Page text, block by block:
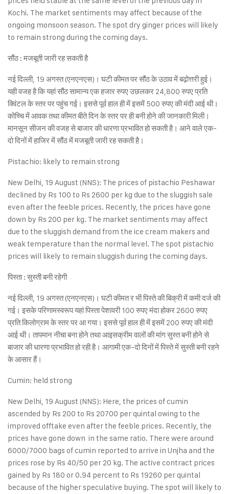
Kochi. The market sentiments may affect because of the
ongoing monsoon season. The spot dry ginger prices will likely
to remain strong during the coming days.
सौंठ : मजबूती जारी रह सकती है
नई दिल्ली, 19 अगस्त (एनएनएस)। घटी कीमत पर सौंठ के उठाव में बढ़ोत्तरी हुई।
यही वजह है कि यहां सौंठ सामान्य एक हजार रुपए उछलकर 24,800 रुपए प्रति
क्विंटल के स्तर पर पहुंच गई। इससे पूर्व हाल ही में इसमें 500 रुपए की मंदी आई थी।
कोच्चि में आवक तथा कीमत बीते दिन के स्तर पर ही बनी होने की जानकारी मिली।
मानसून सीजन की वजह से बाजार की धारणा प्रभावित हो सकती है। आने वाले एक-
दो दिनों में हाजिर में सौंठ में मजबूती जारी रह सकती है।
Pistachio: likely to remain strong
New Delhi, 19 August (NNS): The prices of pistachio Peshawar
declined by Rs 100 to Rs 2600 per kg due to the sluggish sale
even after the feeble prices. Recently, the prices have gone
down by Rs 200 per kg. The market sentiments may affect
due to the sluggish demand from the ice cream makers and
weak temperature than the normal level. The spot pistachio
prices will likely to remain sluggish during the coming days.
पिस्ता : सुस्ती बनी रहेगी
नई दिल्ली, 19 अगस्त (एनएनएस)। घटी कीमत र भी पिस्ते की बिक्री में कमी दर्ज की
गई। इसके परिणामस्वरूप यहां पिस्ता पेशावरी 100 रुपए मंदा होकर 2600 रुपए
प्रति किलोग्राम के स्तर पर आ गया। इससे पूर्व हाल ही में इसमें 200 रुपए की मंदी
आई थी। तापमान नीचा बना होने तथा आइसक्रीम वालों की मांग सुस्त बनी होने से
बाजार की धारणा प्रभावित हो रही है। आगामी एक-दो दिनों में पिस्ते में सुस्ती बनी रहने
के आसार हैं।
Cumin: held strong
New Delhi, 19 August (NNS): Here, the prices of cumin
ascended by Rs 200 to Rs 20700 per quintal owing to the
improved offtake even after the feeble prices. Recently, the
prices have gone down in the same ratio. There were around
6000/7000 bags of cumin reported to arrive in Unjha and the
prices rose by Rs 40/50 per 20 kg. The active contract prices
gained by Rs 180 or 0.94 percent to Rs 19260 per quintal
because of the higher speculative buying. The spot will likely to